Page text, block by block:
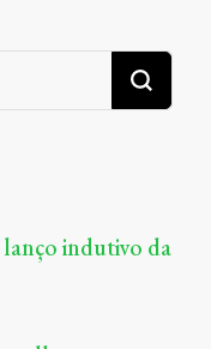
lanço indutivo da